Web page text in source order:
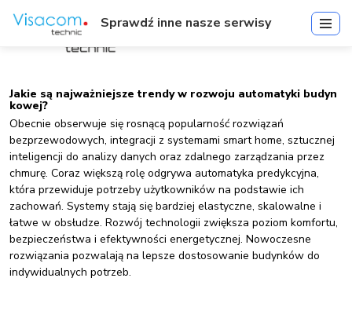
Jakie są najważniejsze trendy w rozwoju automatyki budyn
kowej?
Obecnie obserwuje się rosnącą popularność rozwiązań
bezprzewodowych, integracji z systemami smart home, sztucznej
inteligencji do analizy danych oraz zdalnego zarządzania przez
chmurę. Coraz większą rolę odgrywa automatyka predykcyjna,
która przewiduje potrzeby użytkowników na podstawie ich
zachowań. Systemy stają się bardziej elastyczne, skalowalne i
łatwe w obsłudze. Rozwój technologii zwiększa poziom komfortu,
bezpieczeństwa i efektywności energetycznej. Nowoczesne
rozwiązania pozwalają na lepsze dostosowanie budynków do
indywidualnych potrzeb.
Sprawdź inne nasze serwisy